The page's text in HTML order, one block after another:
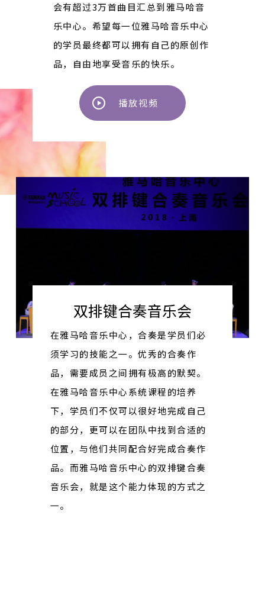
会有超过3万首曲目汇总到雅马哈音
乐中心。希望每一位雅马哈音乐中心
的学员最终都可以拥有自己的原创作
品，自由地享受音乐的快乐。
播放视频
双排键合奏音乐会
在雅马哈音乐中心，合奏是学员们必
须学习的技能之一。优秀的合奏作
品，需要成员之间拥有极高的默契。
在雅马哈音乐中心系统课程的培养
下，学员们不仅可以很好地完成自己
的部分，更可以在团队中找到合适的
位置，与他们共同配合好完成合奏作
品。而雅马哈音乐中心的双排键合奏
音乐会，就是这个能力体现的方式之
一。